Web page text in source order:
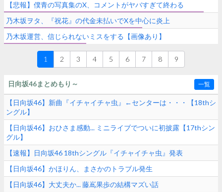
【悲報】僕青の写真集のX、コメントがヤバすぎて終わる
乃木坂ヲタ、『祝花』の代金未払いでXを中心に炎上
乃木坂運営、信じられないミスをする【画像あり】
1 2 3 4 5 6 7 8 9
日向坂46まとめもり～ 一覧
【日向坂46】新曲『イチャイチャ虫』←センターは・・・【18thシ
ングル】
【日向坂46】おひさま感動... ミニライブでついに初披露【17thシン
グル】
【速報】日向坂46 18thシングル『イチャイチャ虫』発表
【日向坂46】かほりん、まさかのトラブル発生
【日向坂46】大丈夫か... 藤嶌果歩の結構マズい話